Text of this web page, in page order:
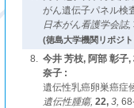
がん遺伝子パネル検
日本がん看護学会誌,
(徳島大学機関リポジ
8. 今井 芳枝, 阿部 彰子
奈子 :
遺伝性乳癌卵巣癌症
遺伝性腫瘍, 22, 3,